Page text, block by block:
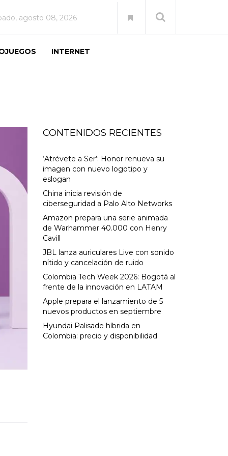
agosto 08, 2026
INTERNET
CONTENIDOS RECIENTES
‘Atrévete a Ser’: Honor renueva su
imagen con nuevo logotipo y
eslogan
China inicia revisión de
ciberseguridad a Palo Alto Networks
Amazon prepara una serie animada
de Warhammer 40.000 con Henry
Cavill
JBL lanza auriculares Live con sonido
nítido y cancelación de ruido
Colombia Tech Week 2026: Bogotá al
frente de la innovación en LATAM
Apple prepara el lanzamiento de 5
nuevos productos en septiembre
Hyundai Palisade híbrida en
Colombia: precio y disponibilidad